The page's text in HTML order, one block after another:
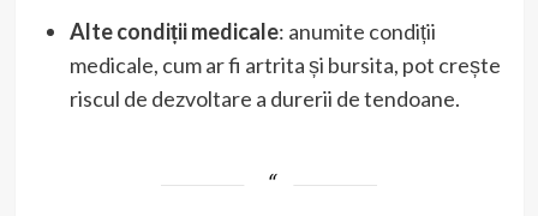
Alte condiții medicale: anumite condiții
medicale, cum ar fi artrita și bursita, pot crește
riscul de dezvoltare a durerii de tendoane.